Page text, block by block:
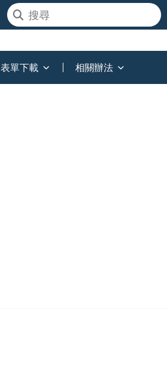
表單下載 相關辦法